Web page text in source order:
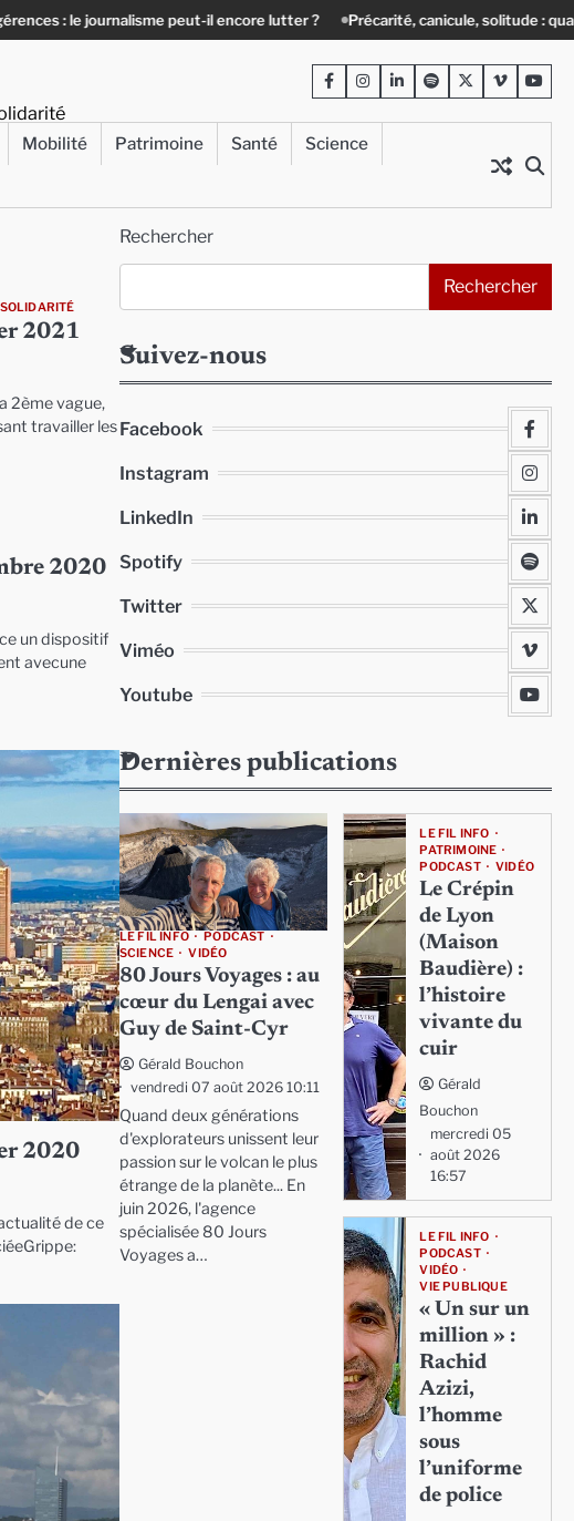
peut-il encore lutter ? Précarité, canicule, solitude : quand le lien social
Facebook
Instagram
LinkedInSpotifyTwitterViméo
Mobilité Patrimoine Santé
Science
SOLIDARITÉ
2021
2ème vague,
travailler les
2020
un dispositif
avecune
2020
de ce
Rechercher
Rechercher
Suivez-nous
Facebook
Instagram
LinkedIn
Spotify
Twitter
Viméo
Youtube
Dernières publications
LE FIL INFO
PODCAST
SCIENCE
VIDÉO
80 Jours Voyages : au
cœur du Lengai avec
Guy de Saint-Cyr
Gérald Bouchon
vendredi 07 août 2026 10:11
Quand deux générations
d'explorateurs unissent leur
passion sur le volcan le plus
étrange de la planète... En
juin 2026, l'agence
spécialisée 80 Jours
Voyages a…
LE FIL INFO
PATRIMOINE
PODCAST
VIDÉO
Le Crépin
de Lyon
(Maison
Baudière) :
l’histoire
vivante du
cuir
Gérald
Bouchon
mercredi 05
août 2026
16:57
LE FIL INFO
PODCAST
VIDÉO
VIE PUBLIQUE
« Un sur un
million » :
Rachid
Azizi,
l’homme
sous
l’uniforme
de police